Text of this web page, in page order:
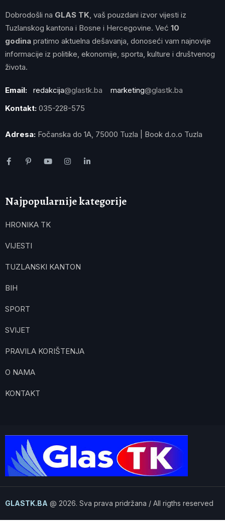
Dobrodošli na GLAS TK , vaš pouzdani izvor vijesti iz
Tuzlanskog kantona i Bosne i Hercegovine. Već 10
godina pratimo aktuelna dešavanja, donoseći vam najnovije
informacije iz politike, ekonomije, sporta, kulture i društvenog
života.
Email: redakcija@glastk.ba marketing@glastk.ba
Kontakt: 035-228-575
Adresa: Fočanska do 1A, 75000 Tuzla | Book d.o.o Tuzla
Najpopularnije kategorije
HRONIKA TK
VIJESTI
TUZLANSKI KANTON
BIH
SPORT
SVIJET
PRAVILA KORIŠTENJA
O NAMA
KONTAKT
GLASTK.BA @ 2026. Sva prava pridržana / All rigths reserved